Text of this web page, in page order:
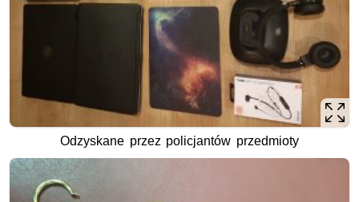
Odzyskane przez policjantów przedmioty